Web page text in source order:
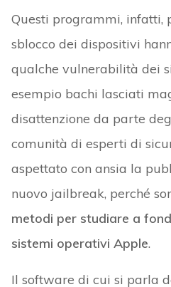
Questi programmi, infatti,
sblocco dei dispositivi
qualche vulnerabilità dei
esempio bachi lasciati
disattenzione da parte
comunità di esperti di
aspettato con ansia la
nuovo jailbreak, perché
metodi per studiare a
sistemi operativi Apple.
Il software di cui si parla